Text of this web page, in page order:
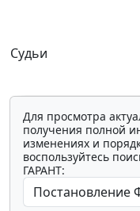
Судьи
Для просмотра
получения полной
изменениях и
воспользуйтесь
ГАРАНТ: